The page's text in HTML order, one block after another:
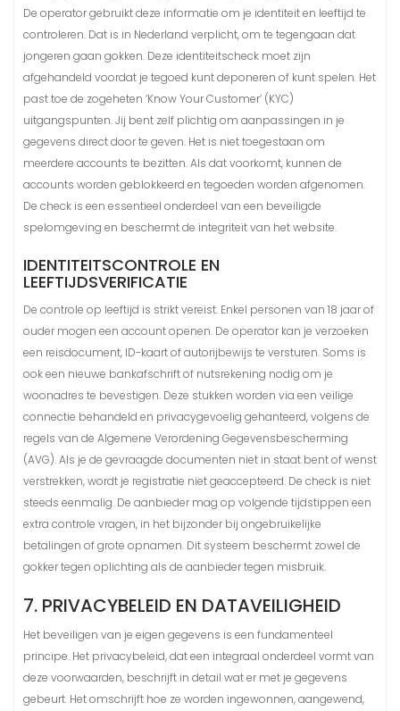
De operator gebruikt deze informatie om je identiteit en leeftijd te
controleren. Dat is in Nederland verplicht, om te tegengaan dat
jongeren gaan gokken. Deze identiteitscheck moet zijn
afgehandeld voordat je tegoed kunt deponeren of kunt spelen. Het
past toe de zogeheten ‘Know Your Customer’ (KYC)
uitgangspunten. Jij bent zelf plichtig om aanpassingen in je
gegevens direct door te geven. Het is niet toegestaan om
meerdere accounts te bezitten. Als dat voorkomt, kunnen de
accounts worden geblokkeerd en tegoeden worden afgenomen.
De check is een essentieel onderdeel van een beveiligde
spelomgeving en beschermt de integriteit van het website.
IDENTITEITSCONTROLE EN
LEEFTIJDSVERIFICATIE
De controle op leeftijd is strikt vereist. Enkel personen van 18 jaar of
ouder mogen een account openen. De operator kan je verzoeken
een reisdocument, ID-kaart of autorijbewijs te versturen. Soms is
ook een nieuwe bankafschrift of nutsrekening nodig om je
woonadres te bevestigen. Deze stukken worden via een veilige
connectie behandeld en privacygevoelig gehanteerd, volgens de
regels van de Algemene Verordening Gegevensbescherming
(AVG). Als je de gevraagde documenten niet in staat bent of wenst
verstrekken, wordt je registratie niet geaccepteerd. De check is niet
steeds eenmalig. De aanbieder mag op volgende tijdstippen een
extra controle vragen, in het bijzonder bij ongebruikelijke
betalingen of grote opnamen. Dit systeem beschermt zowel de
gokker tegen oplichting als de aanbieder tegen misbruik.
7. PRIVACYBELEID EN DATAVEILIGHEID
Het beveiligen van je eigen gegevens is een fundamenteel
principe. Het privacybeleid, dat een integraal onderdeel vormt van
deze voorwaarden, beschrijft in detail wat er met je gegevens
gebeurt. Het omschrijft hoe ze worden ingewonnen, aangewend,